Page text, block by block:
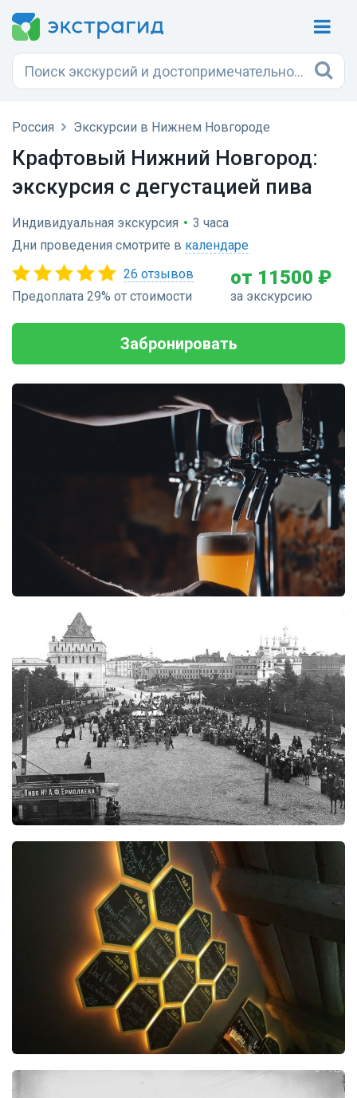
Россия Экскурсии в Нижнем Новгороде
Крафтовый Нижний Новгород:
экскурсия с дегустацией пива
Индивидуальная экскурсия • 3 часа
Дни проведения смотрите в календаре
26 отзывов
Предоплата 29% от стоимости
от 11500 ₽
за экскурсию
Забронировать